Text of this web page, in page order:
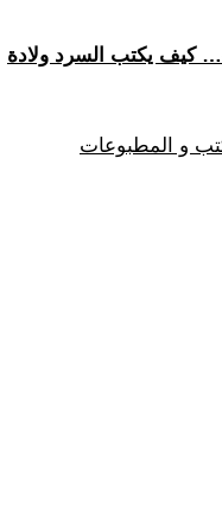
كيف يكتب السرد ولادة
و المطبوعات